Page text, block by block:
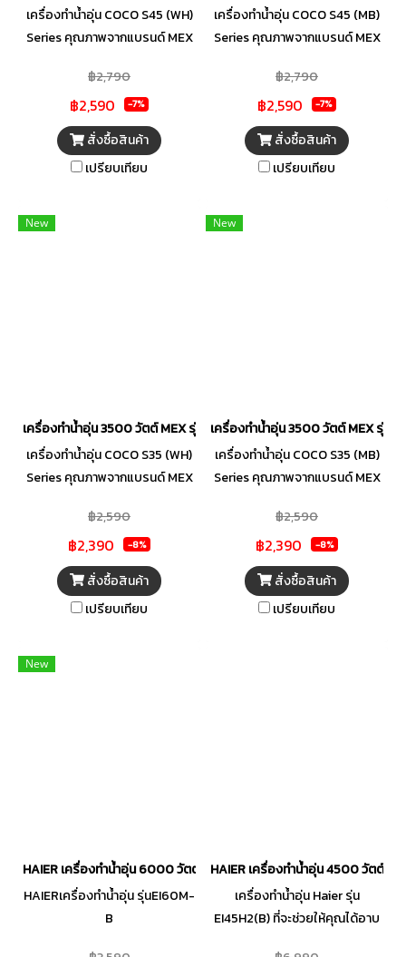
เครื่องทำน้ำอุ่น COCO S45 (WH)
Series คุณภาพจากแบรนด์ MEX
ดำ Matt Black! มีความเรียบหรู
สไตล์ยุโรป สามารถปรับอุณหภูมิ
ระดับความร้อนได้อย่างแม่นยำ
ปลอดภัยยิ่งขึ้นด้วยระบบตรวจ
สอบการต่อสายไฟและสายดิน
เมื่อผิดปกติ มาพร้อมชุดฝักบัวสี
฿2,790
฿2,590 -7%
สั่งซื้อสินค้า
เปรียบเทียบ
เครื่องทำน้ำอุ่น COCO S45 (MB)
Series คุณภาพจากแบรนด์ MEX
ดำ Matt Black! มีความเรียบหรู
สไตล์ยุโรป สามารถปรับอุณหภูมิ
ระดับความร้อนได้อย่างแม่นยำ
ปลอดภัยยิ่งขึ้นด้วยระบบตรวจ
สอบการต่อสายไฟและสายดิน
เมื่อผิดปกติ มาพร้อมชุดฝักบัวสี
฿2,790
฿2,590 -7%
สั่งซื้อสินค้า
เปรียบเทียบ
New
เครื่องทำน้ำอุ่น 3500 วัตต์ MEX รุ่น COCO S35 (WH) สีขาว
เครื่องทำน้ำอุ่น COCO S35 (WH)
Series คุณภาพจากแบรนด์ MEX
ดำ Matt Black! มีความเรียบหรู
สไตล์ยุโรป สามารถปรับอุณหภูมิ
ระดับความร้อนได้อย่างแม่นยำ
ปลอดภัยยิ่งขึ้นด้วยระบบตรวจ
สอบการต่อสายไฟและสายดิน
เมื่อผิดปกติ มาพร้อมชุดฝักบัวสี
฿2,590
฿2,390 -8%
สั่งซื้อสินค้า
เปรียบเทียบ
New
เครื่องทำน้ำอุ่น 3500 วัตต์ MEX รุ่น
เครื่องทำน้ำอุ่น COCO S35 (MB)
Series คุณภาพจากแบรนด์ MEX
ดำ Matt Black! มีความเรียบหรู
สไตล์ยุโรป สามารถปรับอุณหภูมิ
ระดับความร้อนได้อย่างแม่นยำ
ปลอดภัยยิ่งขึ้นด้วยระบบตรวจ
สอบการต่อสายไฟและสายดิน
฿2,590
฿2,390 -8%
สั่งซื้อสินค้า
เปรียบเทียบ
New
HAIER เครื่องทำน้ำอุ่น 6000 วัตต์ รุ่นEI60M-B
HAIERเครื่องทำน้ำอุ่น รุ่นEI60M-
B
HAIER เครื่องทำน้ำอุ่น 4500 วัตต์ รุ่น
เครื่องทำน้ำอุ่น Haier รุ่น
EI45H2(B) ที่จะช่วยให้คุณได้อาบ